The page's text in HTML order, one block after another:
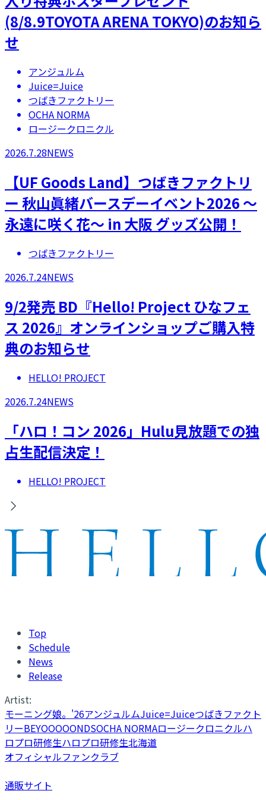
(8/8.9TOYOTA ARENA TOKYO)のお知ら
せ
アンジュルム
Juice=Juice
つばきファクトリー
OCHA NORMA
ロージークロニクル
2026.7.28NEWS
【UF Goods Land】つばきファクトリ
ー 秋山眞緒バースデーイベント2026 ～
永遠に咲く花～ in 大阪 グッズ公開！
つばきファクトリー
2026.7.24NEWS
9/2発売 BD『Hello! Project ひなフェ
ス 2026』オンラインショップご購入特
典のお知らせ
HELLO! PROJECT
2026.7.24NEWS
「ハロ！コン 2026」Hulu見放題での独
占生配信決定！
HELLO! PROJECT
Top
Schedule
News
Release
Artist:
モーニング娘。'26アンジュルムJuice=Juiceつばきファクト
リーBEYOOOOONDSOCHA NORMAロージークロニクルハ
ロプロ研修生ハロプロ研修生北海道
オフィシャルファンクラブ
通販サイト